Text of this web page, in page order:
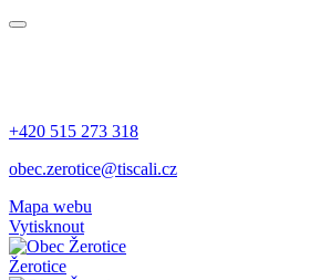
+420 515 273 318
obec.zerotice@tiscali.cz
Mapa webu
Vytisknout
Žerotice